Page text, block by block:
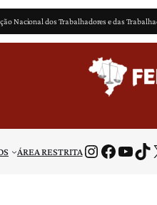
Nacional dos Trabalhadores e das
ÁREA RESTRITAInstagram Facebook Youtube TikTok